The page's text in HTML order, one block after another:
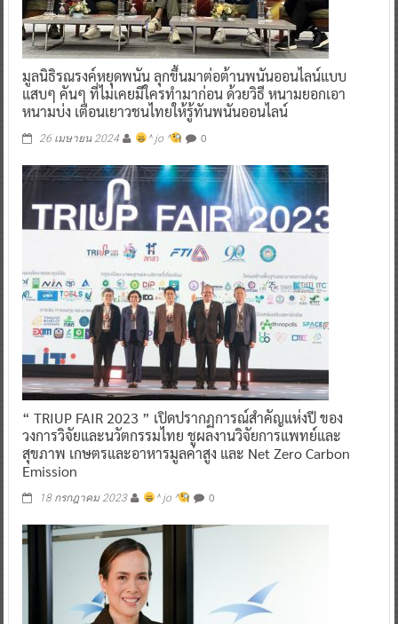
มูลนิธิรณรงค์หยุดพนัน ลุกขึ้นมาต่อต้านพนันออนไลน์แบบ
แสบๆ คันๆ ที่ไม่เคยมีใครทำมาก่อน ด้วยวิธี หนามยอกเอา
หนามบ่ง เตือนเยาวชนไทยให้รู้ทันพนันออนไลน์
26 เมษายน 2024 ^ jo ^ 0
“ TRIUP FAIR 2023 ” เปิดปรากฏการณ์สำคัญแห่งปี ของ
วงการวิจัยและนวัตกรรมไทย ชูผลงานวิจัยการแพทย์และ
สุขภาพ เกษตรและอาหารมูลค่าสูง และ Net Zero Carbon
Emission
18 กรกฎาคม 2023 ^ jo ^ 0